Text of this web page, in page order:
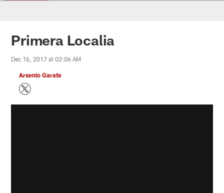
Primera Localia
Dec 16, 2017 at 02:06 AM
Arsenio Garate